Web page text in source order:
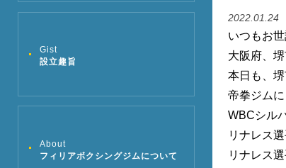
Gist
設立趣旨
About
フィリアボクシングジムについて
2022.01.24
いつもお
大阪府、
本日も、
帝拳ジム
WBCシル
リナレス
リナレス